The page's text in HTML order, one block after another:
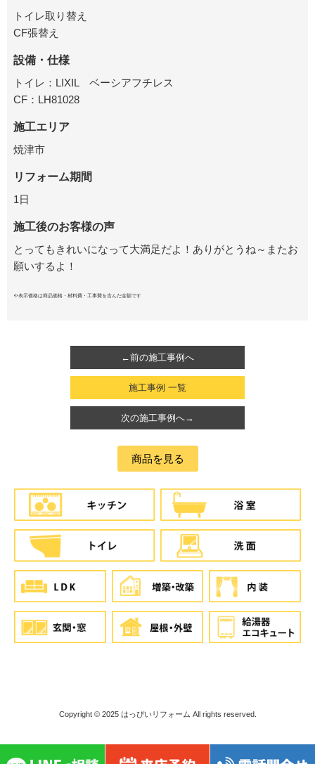
トイレ取り替え
CF張替え
設備・仕様
トイレ：LIXIL ベーシアフチレス
CF：LH81028
施工エリア
焼津市
リフォーム期間
1日
施工後のお客様の声
とってもきれいになって大満足だよ！ありがとうね～またお
願いするよ！
※表示価格は商品価格・材料費・工事費を含んだ金額です
←前の施工事例へ
施工事例 一覧
次の施工事例へ→
商品を見る
Copyright © 2025 はっぴいリフォーム All rights reserved.